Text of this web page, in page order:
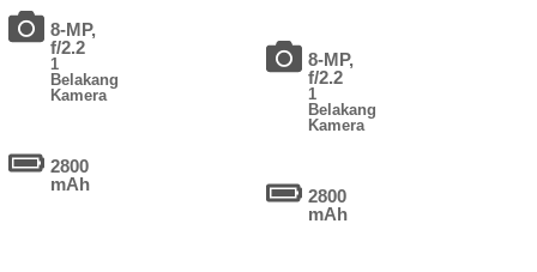
8-MP,
f/2.2
1
Belakang
Kamera
2800
mAh
8-MP,
f/2.2
1
Belakang
Kamera
2800
mAh